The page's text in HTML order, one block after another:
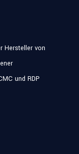
Hersteller von
und RDP